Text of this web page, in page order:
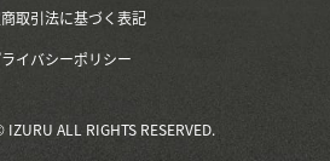
取引法に基づく表記
イバシーポリシー
IZURU ALL RIGHTS RESERVED.